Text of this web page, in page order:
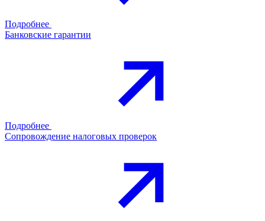
Подробнее
Банковские гарантии
Подробнее
Сопровождение налоговых проверок